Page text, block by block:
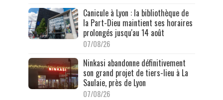
Canicule à Lyon : la bibliothèque de
la Part-Dieu maintient ses horaires
prolongés jusqu'au 14 août
07/08/26
Ninkasi abandonne définitivement
son grand projet de tiers-lieu à La
Saulaie, près de Lyon
07/08/26